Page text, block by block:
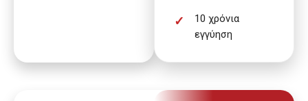
10 χρόνια
εγγύηση